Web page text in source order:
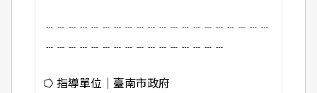
﹍﹍﹍﹍﹍﹍﹍﹍﹍﹍﹍﹍﹍﹍﹍﹍﹍﹍﹍﹍
﹍﹍﹍﹍﹍﹍﹍﹍﹍﹍﹍﹍﹍﹍﹍﹍
⭔ 指導單位｜臺南市政府